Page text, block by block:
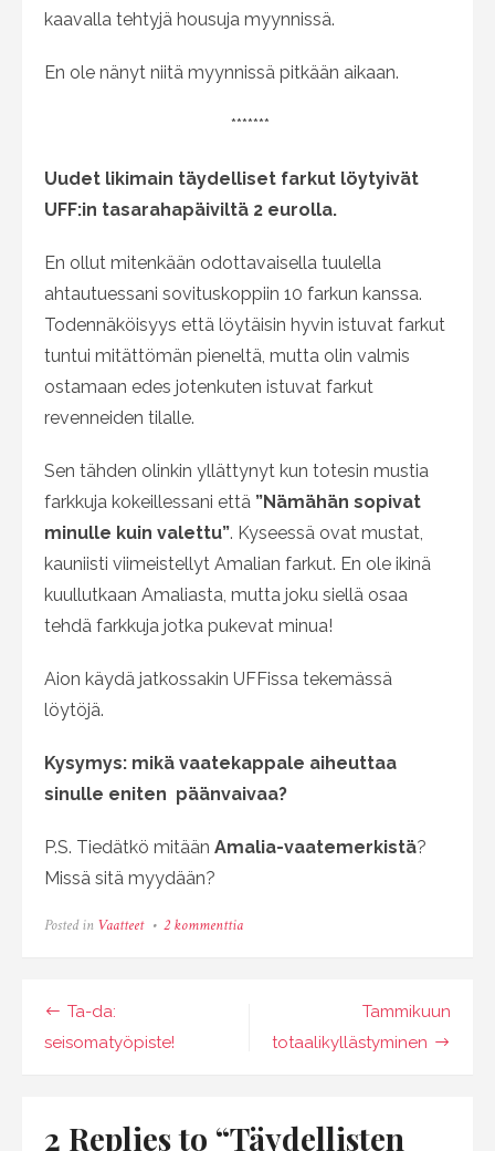
kaavalla tehtyjä housuja myynnissä.
En ole nänyt niitä myynnissä pitkään aikaan.
*******
Uudet likimain täydelliset farkut löytyivät
UFF:in tasarahapäiviltä 2 eurolla.
En ollut mitenkään odottavaisella tuulella
ahtautuessani sovituskoppiin 10 farkun kanssa.
Todennäköisyys että löytäisin hyvin istuvat farkut
tuntui mitättömän pieneltä, mutta olin valmis
ostamaan edes jotenkuten istuvat farkut
revenneiden tilalle.
Sen tähden olinkin yllättynyt kun totesin mustia
farkkuja kokeillessani että ”Nämähän sopivat
minulle kuin valettu”. Kyseessä ovat mustat,
kauniisti viimeistellyt Amalian farkut. En ole ikinä
kuullutkaan Amaliasta, mutta joku siellä osaa
tehdä farkkuja jotka pukevat minua!
Aion käydä jatkossakin UFFissa tekemässä
löytöjä.
Kysymys: mikä vaatekappale aiheuttaa
sinulle eniten päänvaivaa?
P.S. Tiedätkö mitään Amalia-vaatemerkistä?
Missä sitä myydään?
Posted in Vaatteet 2 kommenttiaartikkeliin
Artikkelien
selaus
Ta-da:
seisomatyöpiste!
Tammikuun
totaalikyllästyminen
2 Replies to “Täydellisten